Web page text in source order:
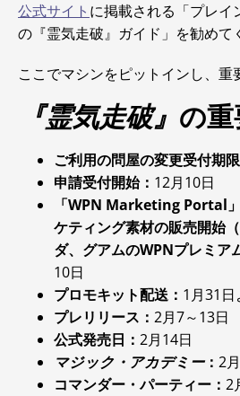
公式サイト に掲載される「プレイ
の『霊気走破』ガイド」を勧めて
ここでマシンをピットインし、重
『霊気走破』 の
ご利用の問屋の変更受付期限
申請受付開始： 12月10日
「WPN Marketing Portal
ケティング素材の販売開始
ダ、グアムのWPNプレミア
10日
プロモキット配送： 1月31日
プレリリース： 2月7～13日
公式発売日： 2月14日
マジック・アカデミー： 2
コマンダー・パーティー： 2